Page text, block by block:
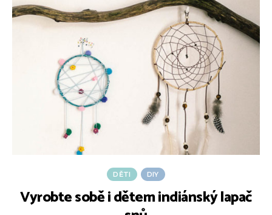
DĚTI DIY
Vyrobte sobě i dětem indiánský lapač